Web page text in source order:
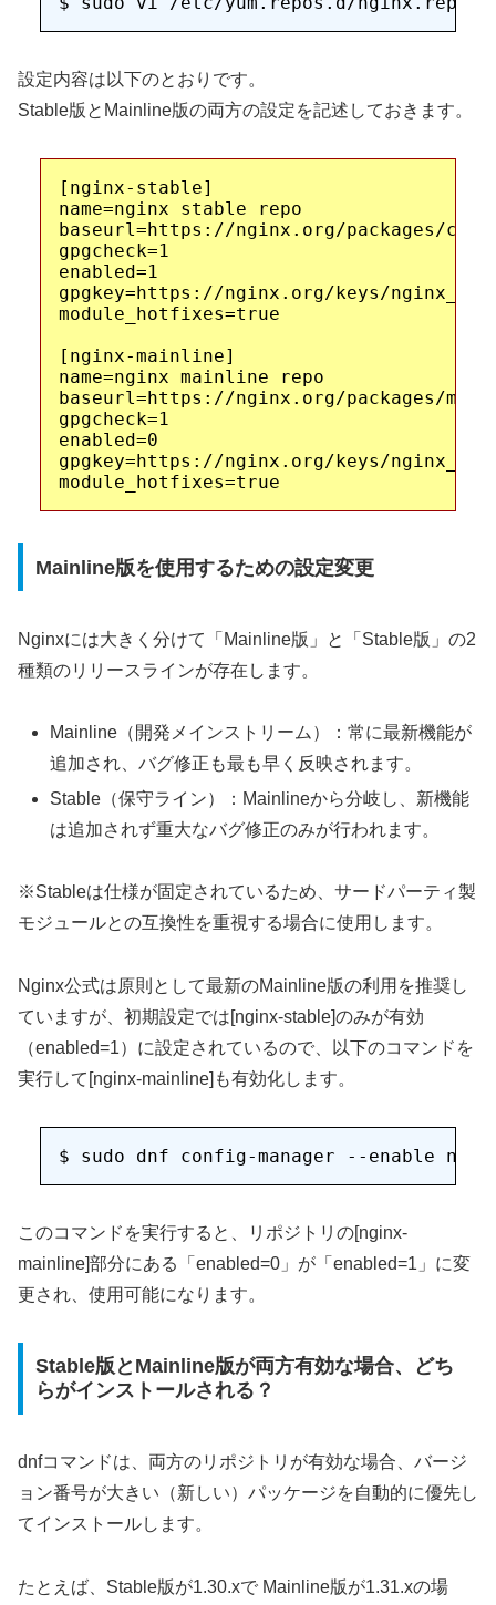
設定内容は以下のとおりです。
Stable版とMainline版の両方の設定を記述しておきます。
[nginx-stable]
name=nginx stable repo
baseurl=https://nginx.org/packages/
gpgcheck=1
enabled=1
gpgkey=https://nginx.org/keys/
module_hotfixes=true
[nginx-mainline]
name=nginx mainline repo
baseurl=https://nginx.org/packages/
gpgcheck=1
enabled=0
gpgkey=https://nginx.org/keys/
Mainline版を使用するための設定変更
Nginxには大きく分けて「Mainline版」と「Stable版」の2
種類のリリースラインが存在します。
Mainline（開発メインストリーム）：常に最新機能が
追加され、バグ修正も最も早く反映されます。
Stable（保守ライン）：Mainlineから分岐し、新機能
は追加されず重大なバグ修正のみが行われます。
※Stableは仕様が固定されているため、サードパーティ製
モジュールとの互換性を重視する場合に使用します。
Nginx公式は原則として最新のMainline版の利用を推奨し
ていますが、初期設定では[nginx-stable]のみが有効
（enabled=1）に設定されているので、以下のコマンドを
実行して[nginx-mainline]も有効化します。
このコマンドを実行すると、リポジトリの[nginx-
mainline]部分にある「enabled=0」が「enabled=1」に変
更され、使用可能になります。
Stable版とMainline版が両方有効な場合、どち
らがインストールされる？
dnfコマンドは、両方のリポジトリが有効な場合、バージ
ョン番号が大きい（新しい）パッケージを自動的に優先し
てインストールします。
たとえば、Stable版が1.30.xで Mainline版が1.31.xの場